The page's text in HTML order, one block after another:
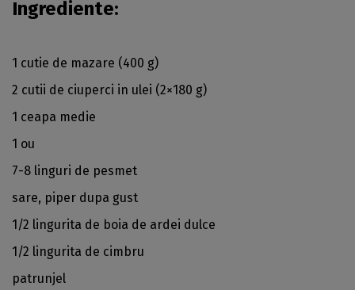
Ingrediente:
1 cutie de mazare (400 g)
2 cutii de ciuperci in ulei (2×180 g)
1 ceapa medie
1 ou
7-8 linguri de pesmet
sare, piper dupa gust
1/2 lingurita de boia de ardei dulce
1/2 lingurita de cimbru
patrunjel